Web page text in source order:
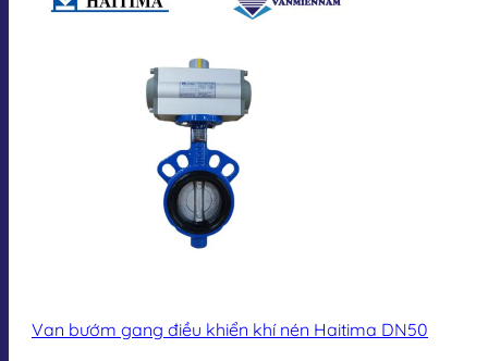
Van bướm gang điều khiển khí nén Haitima DN50